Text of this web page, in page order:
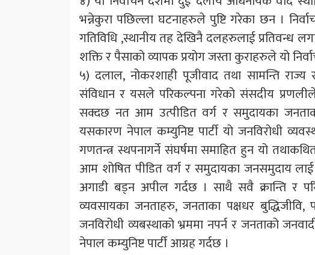
भन्नेकुरा पछिल्ला घटनाहरुले पुष्टि गरेका छन ।
गतिविधि ,स्थानीय तह देखिनै दलहरुलाई प्रतिवन्ध
शक्ति र पैसाको व्यापक प्रयोग जस्ता कुराहरुले यो
५) दलाल, नोकरशाही पूजीवाद तथा सामन्ति राज्य
संविधान र यसले परिकल्पना गरेको संसदीय प्रणलीले न
सक्दछ नत आम उत्पीडित वर्ग र समुदायका
यसकारण नेपाल कम्युनिष्ट पार्टी यो जनविरोधी
गणतन्त्र स्थपनागर्ने संघर्षमा समाहित हुन यो
आम शोषित पीडित वर्ग र समुदायका जनसमुदाय लाई
अगाडी बड्न अपील गर्दछ । साथै सवै क्रान्ति र
व्यवसायका जनताहरु, जनताका पक्षधर
जनविरोधी व्यबस्थाको भ्रममा नपर्न र जनताको
नेपाल कम्युनिष्ट पार्टी आग्रह गर्दछ ।